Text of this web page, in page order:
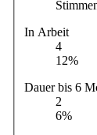
In Arbeit
4
12%
Dauer bis 6
2
6%